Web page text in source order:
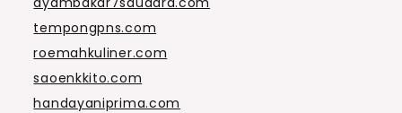
tempongpns.com
roemahkuliner.com
saoenkkito.com
handayaniprima.com